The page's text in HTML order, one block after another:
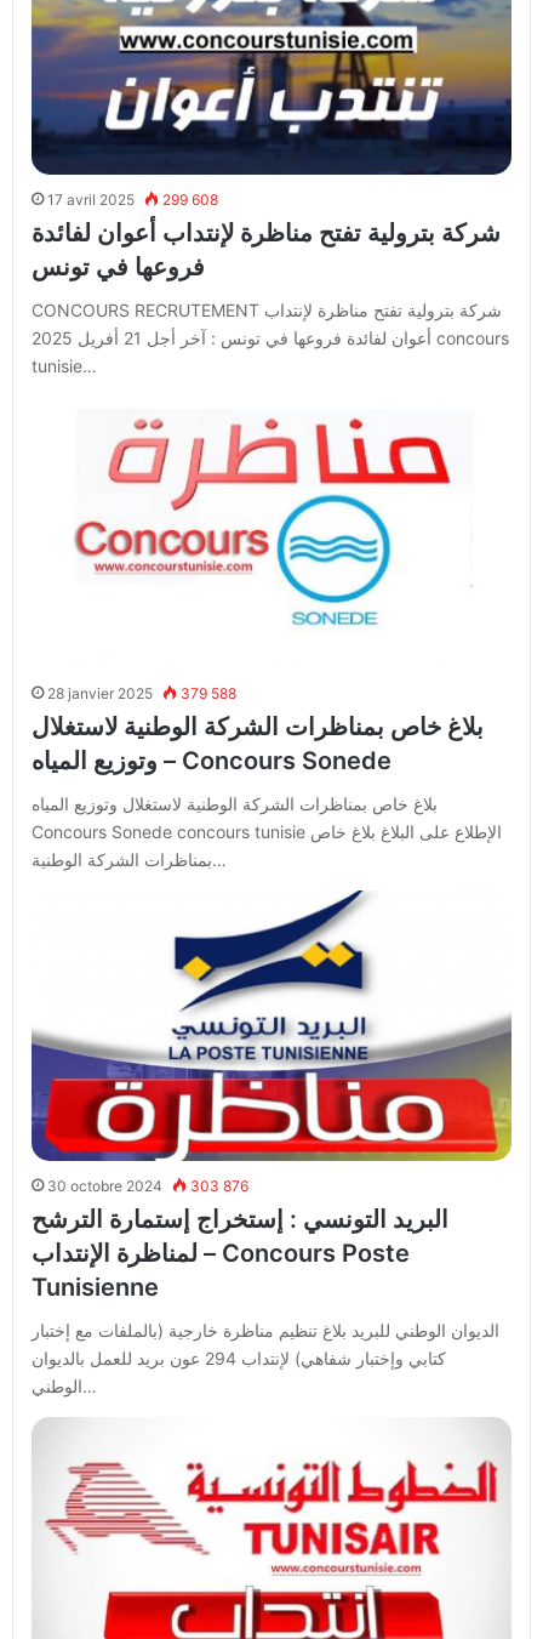
17 avril 2025 299 608
شركة بترولية تفتح مناظرة لإنتداب أعوان لفائدة
فروعها في تونس
CONCOURS RECRUTEMENT شركة بترولية تفتح مناظرة لإنتداب
أعوان لفائدة فروعها في تونس : آخر أجل 21 أفريل 2025 concours
tunisie…
28 janvier 2025 379 588
بلاغ خاص بمناظرات الشركة الوطنية لاستغلال
وتوزيع المياه – Concours Sonede
بلاغ خاص بمناظرات الشركة الوطنية لاستغلال وتوزيع المياه
Concours Sonede concours tunisie الإطلاع على البلاغ بلاغ خاص
بمناظرات الشركة الوطنية…
30 octobre 2024 303 876
البريد التونسي : إستخراج إستمارة الترشح
لمناظرة الإنتداب – Concours Poste
Tunisienne
الديوان الوطني للبريد بلاغ تنظيم مناظرة خارجية (بالملفات مع إختبار
كتابي وإختبار شفاهي) لإنتداب 294 عون بريد للعمل بالديوان
الوطني…